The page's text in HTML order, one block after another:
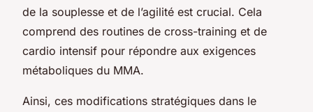
de la souplesse et de l’agilité est crucial. Cela
comprend des routines de cross-training et de
cardio intensif pour répondre aux exigences
métaboliques du MMA.
Ainsi, ces modifications stratégiques dans le